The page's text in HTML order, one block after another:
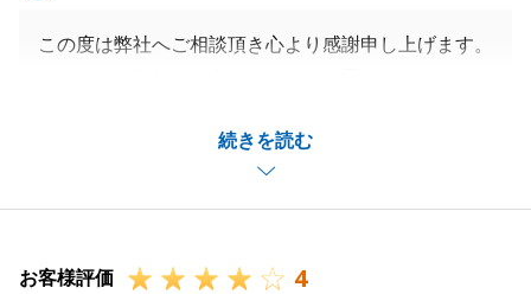
続きを読む
この度は弊社へご相談頂き心より感謝申し上げます。
引き続き宜しくお願いいたします。
お客様評価
4